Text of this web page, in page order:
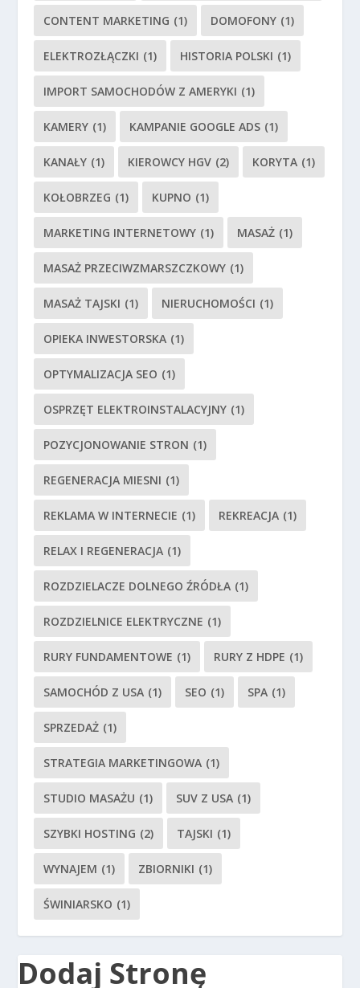
CONTENT MARKETING (1) DOMOFONY (1)
ELEKTROZŁĄCZKI (1) HISTORIA POLSKI (1)
IMPORT SAMOCHODÓW Z AMERYKI (1)
KAMERY (1) KAMPANIE GOOGLE ADS (1)
KANAŁY (1) KIEROWCY HGV (2) KORYTA (1)
KOŁOBRZEG (1) KUPNO (1)
MARKETING INTERNETOWY (1) MASAŻ (1)
MASAŻ PRZECIWZMARSZCZKOWY (1)
MASAŻ TAJSKI (1) NIERUCHOMOŚCI (1)
OPIEKA INWESTORSKA (1)
OPTYMALIZACJA SEO (1)
OSPRZĘT ELEKTROINSTALACYJNY (1)
POZYCJONOWANIE STRON (1)
REGENERACJA MIESNI (1)
REKLAMA W INTERNECIE (1) REKREACJA (1)
RELAX I REGENERACJA (1)
ROZDZIELACZE DOLNEGO ŹRÓDŁA (1)
ROZDZIELNICE ELEKTRYCZNE (1)
RURY FUNDAMENTOWE (1) RURY Z HDPE (1)
SAMOCHÓD Z USA (1) SEO (1) SPA (1)
SPRZEDAŻ (1)
STRATEGIA MARKETINGOWA (1)
STUDIO MASAŻU (1) SUV Z USA (1)
SZYBKI HOSTING (2) TAJSKI (1)
WYNAJEM (1) ZBIORNIKI (1)
ŚWINIARSKO (1)
Dodaj Stronę